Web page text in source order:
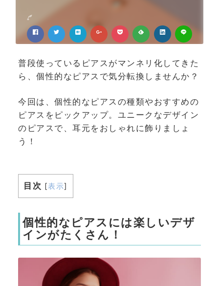
普段使っているピアスがマンネリ化してきた
ら、個性的なピアスで気分転換しませんか？
今回は、個性的なピアスの種類やおすすめの
ピアスをピックアップ。ユニークなデザイン
のピアスで、耳元をおしゃれに飾りましょ
う！
目次 [表示]
個性的なピアスには楽しいデザ
インがたくさん！